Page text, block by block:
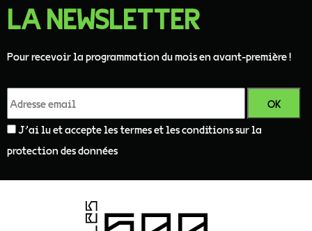
LA NEWSLETTER
Pour recevoir la programmation du mois en avant-première !
J'ai lu et accepte les termes et les conditions sur la
protection des données